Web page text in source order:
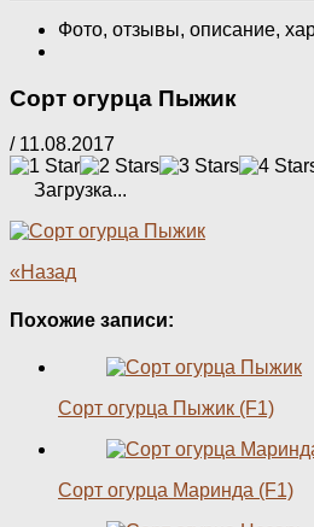
Фото, отзывы, описание,
Сорт огурца Пыжик
/ 11.08.2017
Загрузка...
«Назад
Похожие записи:
Сорт огурца Пыжик (F1)
Сорт огурца Маринда (F1)